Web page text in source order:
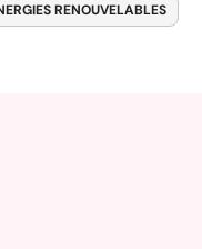
RENOUVELABLES